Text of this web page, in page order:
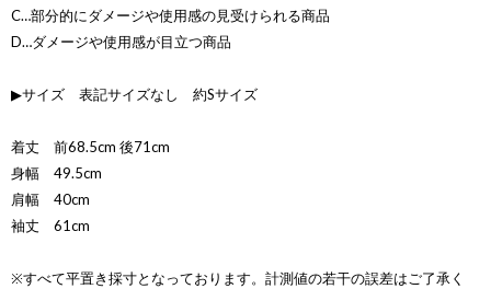
C…部分的にダメージや使用感の見受けられる商品
D…ダメージや使用感が目立つ商品
▶サイズ 表記サイズなし 約Sサイズ
着丈 前68.5cm 後71cm
身幅 49.5cm
肩幅 40cm
袖丈 61cm
※すべて平置き採寸となっております。計測値の若干の誤差はご了承く